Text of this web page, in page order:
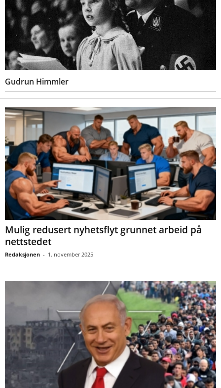
Gudrun Himmler
Mulig redusert nyhetsflyt grunnet arbeid på
nettstedet
Redaksjonen - 1. november 2025